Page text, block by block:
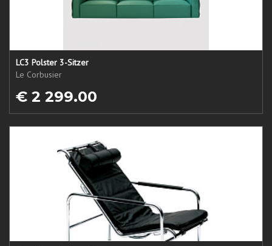
LC3 Polster 3-Sitzer
Le Corbusier
€ 2 299.00